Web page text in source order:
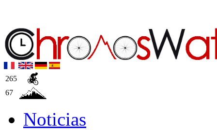
265
67
Noticias